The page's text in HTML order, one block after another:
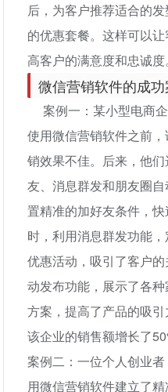
后，为客户推荐适合的
的优惠套餐。这样可以
高客户的满意度和忠诚度。
微信营销软件的成
案例一：某小型电商
使用微信营销软件之前
销效果不佳。后来，他
友、消息群发和朋友圈
置精准的加好友条件，
时，利用消息群发功能
优惠活动，吸引了客户
动发布功能，展示了各
方案，提高了产品的吸
该企业的销售额增长了
案例二：一位个人创业
用微信营销软件建立了